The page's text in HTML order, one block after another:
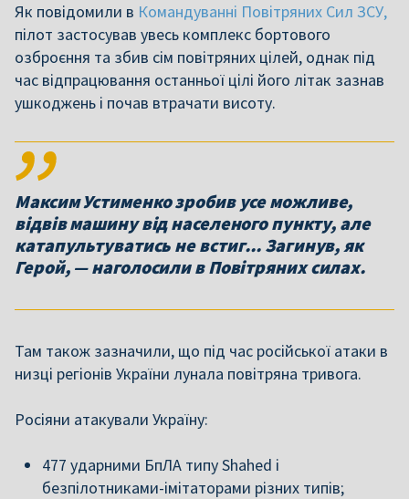
Як повідомили в Командуванні Повітряних Сил ЗСУ,
пілот застосував увесь комплекс бортового
озброєння та збив сім повітряних цілей, однак під
час відпрацювання останньої цілі його літак зазнав
ушкоджень і почав втрачати висоту.
Максим Устименко зробив усе можливе,
відвів машину від населеного пункту, але
катапультуватись не встиг... Загинув, як
Герой, — наголосили в Повітряних силах.
Там також зазначили, що під час російської атаки в
низці регіонів України лунала повітряна тривога.
Росіяни атакували Україну:
477 ударними БпЛА типу Shahed і
безпілотниками-імітаторами різних типів;